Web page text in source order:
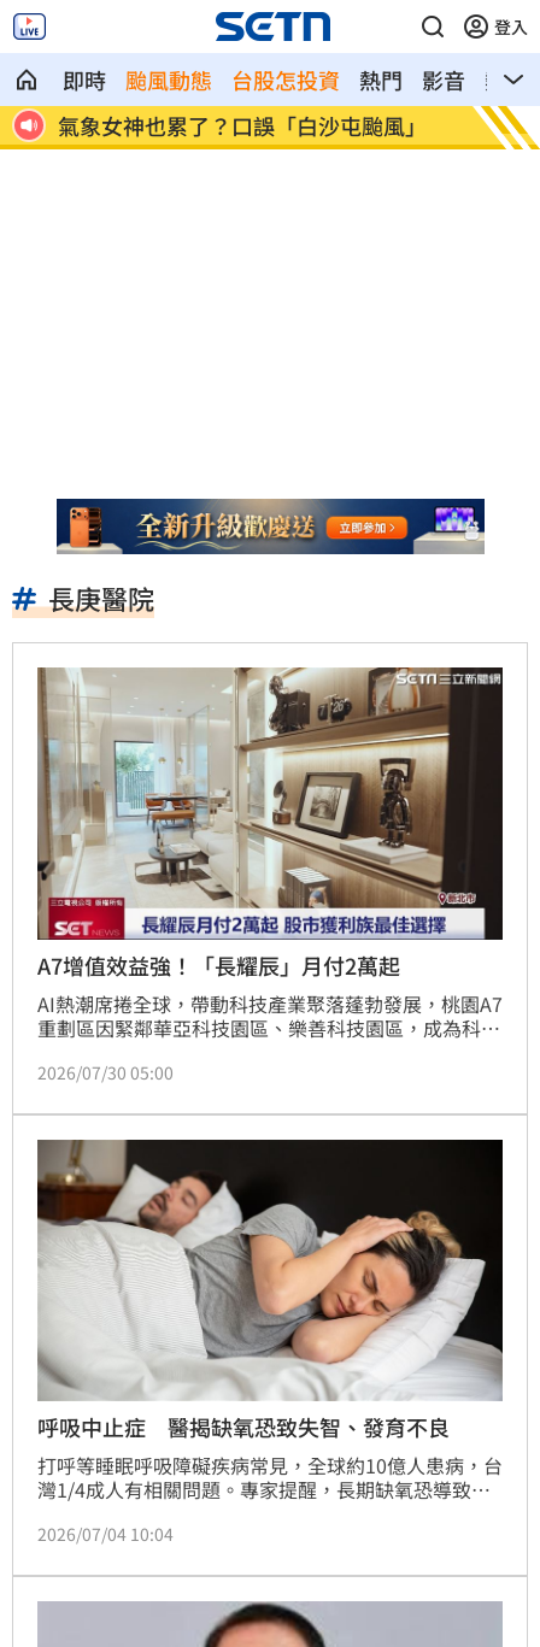
登入
即時 颱風動態 台股怎投資 熱門 影音
熱搜
酸民疑「是不是有她X照？」 黃智賢回
嗆
歐洲
冠
長庚醫院
A7增值效益強！「長耀辰」月付2萬起
AI熱潮席捲全球，帶動科技產業聚落蓬勃發展，桃園A7
重劃區因緊鄰華亞科技園區、樂善科技園區，成為科技
生活圈，擁有成熟醫療、商圈與交通機能。深耕林口的
店級設施與高CP值規劃，榮登2026上半年預售案銷售
冠軍。目前主打月付2萬起、總價1180萬元起入主2至3
房，大幅降低購屋門檻。專家分析，A7重劃區兼具就
業機會與抗通膨特性，隨區域發展持續完善，未來增值
潛力備受看好，是股市獲利族群將資金轉往實體資產配
置的最佳標的。
2026/07/30 05:00
呼吸中止症 醫揭缺氧恐致失智、發育不良
打呼等睡眠呼吸障礙疾病常見，全球約10億人患病，台
灣1/4成人有相關問題。專家提醒，長期缺氧恐導致心
估治療以降風險。
2026/07/04 10:04